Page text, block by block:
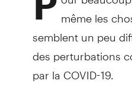
même les
semblent un peu
des perturbations
par la COVID-19.